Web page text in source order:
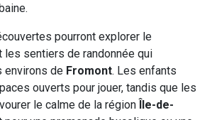
pourront explorer le
les sentiers de randonnée qui
environs de Fromont. Les enfants
ouverts pour jouer, tandis que les
le calme de la région Île-de-